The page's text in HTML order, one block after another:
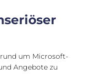
um Microsoft-
Angebote zu